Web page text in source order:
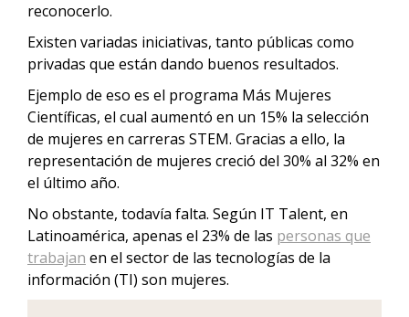
reconocerlo.
Existen variadas iniciativas, tanto públicas como
privadas que están dando buenos resultados.
Ejemplo de eso es el programa Más Mujeres
Científicas, el cual aumentó en un 15% la selección
de mujeres en carreras STEM. Gracias a ello, la
representación de mujeres creció del 30% al 32% en
el último año.
No obstante, todavía falta. Según IT Talent, en
Latinoamérica, apenas el 23% de las personas que
trabajan en el sector de las tecnologías de la
información (TI) son mujeres.